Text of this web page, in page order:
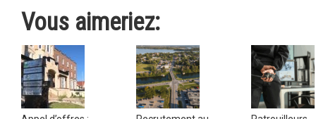
Vous aimeriez: